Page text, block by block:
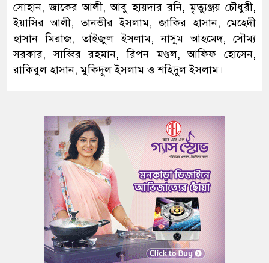
সোহান, জাকের আলী, আবু হায়দার রনি, মৃত্যুঞ্জয় চৌধুরী,
ইয়াসির আলী, তানভীর ইসলাম, জাকির হাসান, মেহেদী
হাসান মিরাজ, তাইজুল ইসলাম, নাসুম আহমেদ, সৌম্য
সরকার, সাব্বির রহমান, রিপন মণ্ডল, আফিফ হোসেন,
রাকিবুল হাসান, মুকিদুল ইসলাম ও শহিদুল ইসলাম।